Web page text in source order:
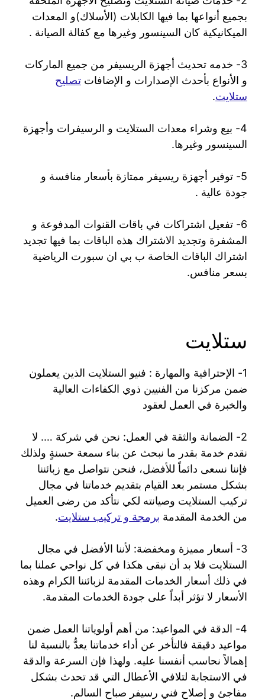
بجميع أنواعها بما فيها الكابلات (الأسلاك)و المعدات
الميكانيكية كان السينسور وغيرها مع كفالة الصيانة .
3- خدمه تحديث أجهزة الريسيفر من جميع الماركات
و الأنواع بأحدث الإصدارات و الإضافات تصليح
ستلايت.
4- بيع وشراء معدات الستلايت و الرسيفرات وأجهزة
السينسور وغيرها.
5- توفير أجهزة ريسيفر ممتازة بأسعار منافسة و
جودة عالية .
6- تفعيل اشتراكات في باقات القنوات المدفوعة و
المشفرة وتجديد الاشتراك هذه الباقات بما فيها تجديد
اشتراك الباقات الخاصة ب بي ان سبورت الرياضية
بسعر منافس.
ستلايت
1- الإحترافية والمهارة : فنيو الستلايت الذين يعملون
ضمن مركزنا من الفنيين ذوي الكفاءات العالية
والخبرة في العمل لعقود
2- الضمانة والثقة في العمل: نحن في شركة …. لا
نقدم خدمة بقدر ما نبحث عن بناء سمعة حسنةٍ ولذلك
فإننا نسعى دائماً للأفضل، فنحن نتواصل مع زبائننا
بشكل مستمر بعد القيام بتقديم خدماتنا في مجال
تركيب الستلايت وصيانته لكي نتأكد من رضى العميل
من الخدمة المقدمة برمجة و تركيب ستلايت.
3- أسعار مميزة ومخفضة: لأننا الأفضل في مجال
الستلايت فلا بد أن نبقى هكذا في كل نواحي عملنا بما
في ذلك أسعار الخدمات المقدمة لزبائننا الكرام وهذه
الأسعار لا تؤثر أبداً على جودة الخدمات المقدمة.
4- الدقة في المواعيد: من أهم أولوياتنا العمل ضمن
مواعيد دقيقة فالتأخر عن أداء خدماتنا يعدُّ بالنسبة لنا
إهمالاً نحاسب أنفسنا عليه. ولهذا فإن السرعة والدقة
في الاستجابة لتلافي الأعطال التي قد تحدث بشكل
مفاجئ و إصلاح فني رسيفر صباح السالم.